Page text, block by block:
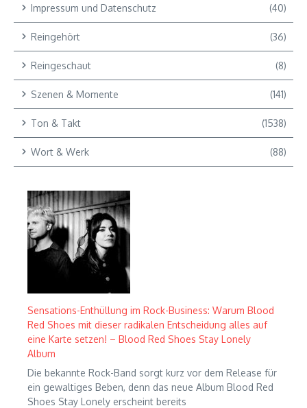
Impressum und Datenschutz (40)
Reingehört (36)
Reingeschaut (8)
Szenen & Momente (141)
Ton & Takt (1538)
Wort & Werk (88)
Sensations-Enthüllung im Rock-Business: Warum Blood
Red Shoes mit dieser radikalen Entscheidung alles auf
eine Karte setzen! – Blood Red Shoes Stay Lonely
Album
Die bekannte Rock-Band sorgt kurz vor dem Release für
ein gewaltiges Beben, denn das neue Album Blood Red
Shoes Stay Lonely erscheint bereits